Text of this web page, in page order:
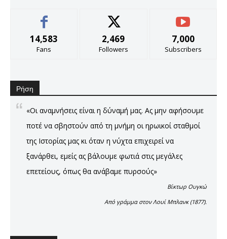
14,583
Fans
2,469
Followers
7,000
Subscribers
Ρήση
«Οι αναμνήσεις είναι η δύναμή μας. Ας μην αφήσουμε
ποτέ να σβηστούν από τη μνήμη οι ηρωικοί σταθμοί
της Ιστορίας μας κι όταν η νύχτα επιχειρεί να
ξανάρθει, εμείς ας βάλουμε φωτιά στις μεγάλες
επετείους, όπως θα ανάβαμε πυρσούς»
Βίκτωρ Ουγκώ
Aπό γράμμα στον Λουί Μπλανκ (1877).